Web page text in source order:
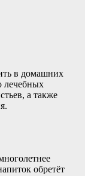
в домашних
лечебных
а также
обретёт